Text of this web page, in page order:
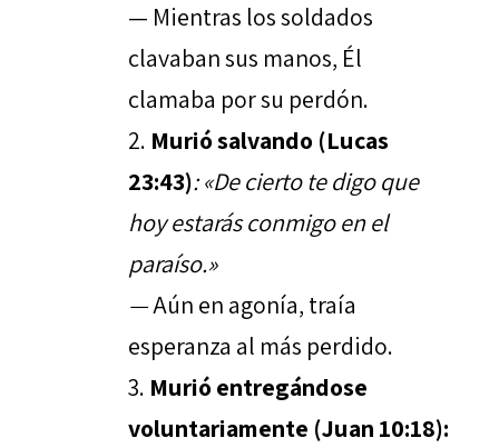
— Mientras los soldados
clavaban sus manos, Él
clamaba por su perdón.
Murió salvando (Lucas
23:43): «De cierto te digo que
hoy estarás conmigo en el
paraíso.»
—Aún en agonía, traía
esperanza al más perdido.
Murió entregándose
voluntariamente (Juan 10:18):